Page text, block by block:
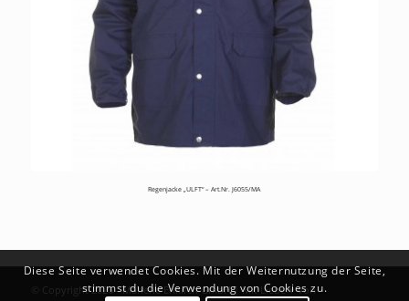
Regenjacke „ULFT“ – Art.Nr. J6055/MA
© Copyright 2026 - Marlene Enkirch GmbH | Mit Liebe ♥ von
Diese Seite verwendet Cookies. Mit der Weiternutzung der Seite,
stimmst du die Verwendung von Cookies zu.